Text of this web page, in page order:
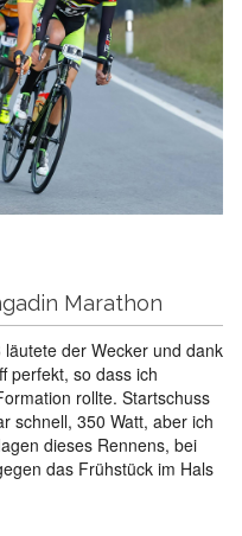
Marathon
der Wecker und dank
perfekt, so dass ich
rollte. Startschuss
schnell, 350 Watt, aber ich
dieses Rennens, bei
das Frühstück im Hals